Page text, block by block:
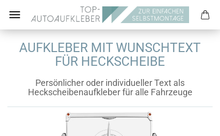
AUFKLEBER MIT WUNSCHTEXT
FÜR HECKSCHEIBE
Persönlicher oder individueller Text als
Heckscheibenaufkleber für alle Fahrzeuge